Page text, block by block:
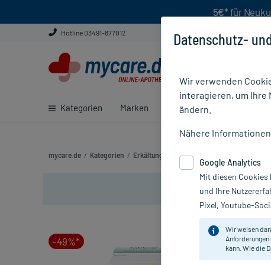
5€* für
Hotline 03491-877012
Kategorien Marken Ratgeber
mycare.de / Kategorien / Erkältung & Abwehr
-49%*
Datenschutz-
Wir verwenden
interagieren, um Ihre
ändern.
Nähere
Google Analytics
Mit diesen Cookies
und Ihre
Pixel, Youtube-
Wir weisen
Anforderungen
kann. Wie die